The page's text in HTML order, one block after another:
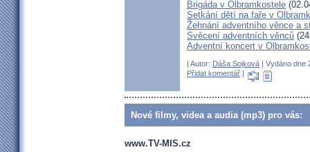
Brigáda v Olbramkostele
Setkání dětí na faře v
Žehnání adventního věnce a
Svěcení adventních věnců
Adventní koncert v
| Autor: Dáša Sojková | Vydáno dne
Přidat komentář |
Nové filmy, videa a audia (mp3) pro vás:
www.TV-MIS.cz